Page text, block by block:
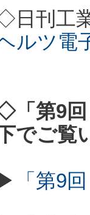
日刊工
ルツ電
「第9回
でご覧
▶ 「第9